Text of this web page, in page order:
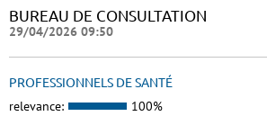
BUREAU DE CONSULTATION
29/04/2026 09:50
PROFESSIONNELS DE SANTÉ
relevance: 100%